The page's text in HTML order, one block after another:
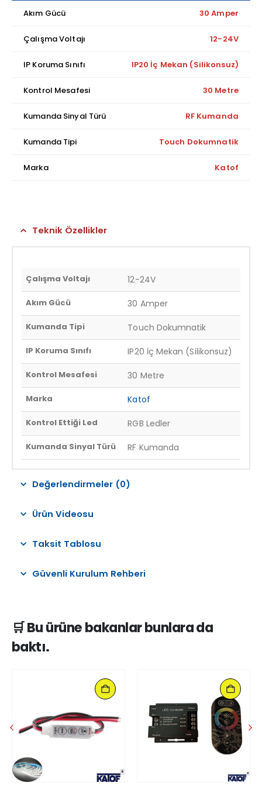
Akım Gücü 30 Amper
Çalışma Voltajı 12-24V
IP Koruma Sınıfı IP20 İç Mekan (Silikonsuz)
Kontrol Mesafesi 30 Metre
Kumanda Sinyal Türü RF Kumanda
Kumanda Tipi Touch Dokumnatik
Marka Katof
Teknik Özellikler
Çalışma Voltajı 12-24V
Akım Gücü 30 Amper
Kumanda Tipi Touch Dokumnatik
IP Koruma Sınıfı IP20 İç Mekan (Silikonsuz)
Kontrol Mesafesi 30 Metre
Marka Katof
Kontrol Ettiği Led RGB Ledler
Kumanda Sinyal Türü RF Kumanda
Değerlendirmeler (0)
Ürün Videosu
Taksit Tablosu
Güvenli Kurulum Rehberi
🛒 Bu ürüne bakanlar bunlara da
baktı.